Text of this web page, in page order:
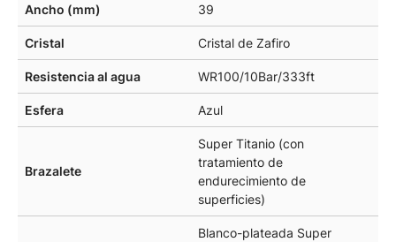
Ancho (mm) 39
Cristal Cristal de Zafiro
Resistencia al agua WR100/10Bar/333ft
Esfera Azul
Brazalete
Super Titanio (con
tratamiento de
endurecimiento de
superficies)
Blanco-plateada Super